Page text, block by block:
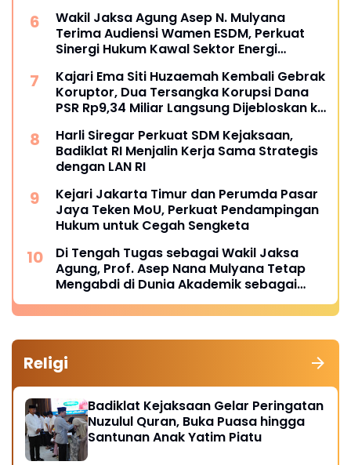
Wakil Jaksa Agung Asep N. Mulyana
Terima Audiensi Wamen ESDM, Perkuat
Sinergi Hukum Kawal Sektor Energi
Kajari Ema Siti Huzaemah Kembali Gebrak
Koruptor, Dua Tersangka Korupsi Dana
PSR Rp9,34 Miliar Langsung Dijebloskan ke
Harli Siregar Perkuat SDM Kejaksaan,
Badiklat RI Menjalin Kerja Sama Strategis
dengan LAN RI
Kejari Jakarta Timur dan Perumda Pasar
Jaya Teken MoU, Perkuat Pendampingan
Hukum untuk Cegah Sengketa
Di Tengah Tugas sebagai Wakil Jaksa
Agung, Prof. Asep Nana Mulyana Tetap
Mengabdi di Dunia Akademik sebagai
Penguji Promosi Doktor Unpad
Religi
Badiklat Kejaksaan Gelar Peringatan
Nuzulul Quran, Buka Puasa hingga
Santunan Anak Yatim Piatu